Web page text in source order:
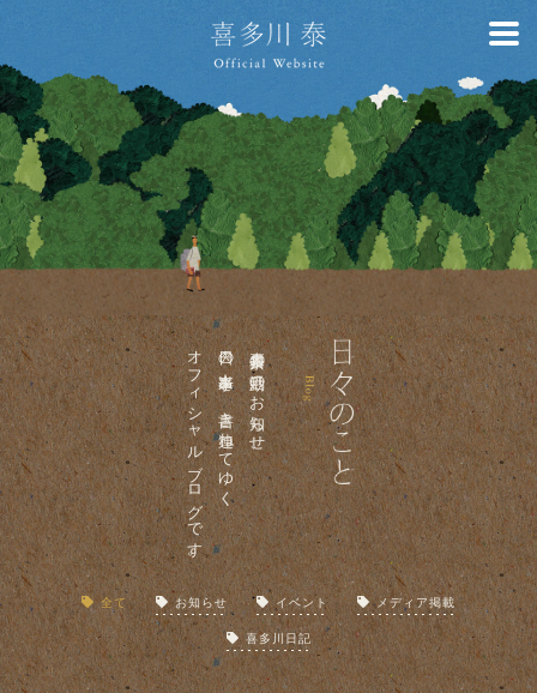
喜多川泰の活動のお知らせ、
日々の出来事を、書き連ねてゆく
オフィシャルブログです。
全て お知らせ イベント メディア掲載
喜多川日記